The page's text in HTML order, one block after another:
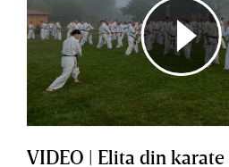
VIDEO | Elita din karate